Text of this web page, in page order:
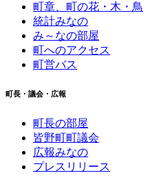
町章、町の花・木・鳥
統計みなの
み～なの部屋
町へのアクセス
町営バス
町長・議会・広報
町長の部屋
皆野町町議会
広報みなの
プレスリリース